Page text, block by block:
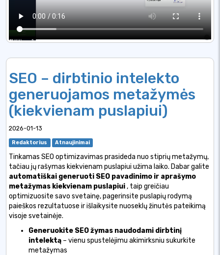
SEO – dirbtinio intelekto
generuojamos metažymės
(kiekvienam puslapiui)
2026-01-13
Redaktorius Atnaujinimai
Tinkamas SEO optimizavimas prasideda nuo stiprių metažymų,
tačiau jų rašymas kiekvienam puslapiui užima laiko. Dabar galite
automatiškai generuoti SEO pavadinimo ir aprašymo
metažymas kiekvienam puslapiui, taip greičiau
optimizuosite savo svetainę, pagerinsite puslapių rodymą
paieškos rezultatuose ir išlaikysite nuoseklų žinutės pateikimą
visoje svetainėje.
Generuokite SEO žymas naudodami dirbtinį
intelektą – vienu spustelėjimu akimirksniu sukurkite
metažymas